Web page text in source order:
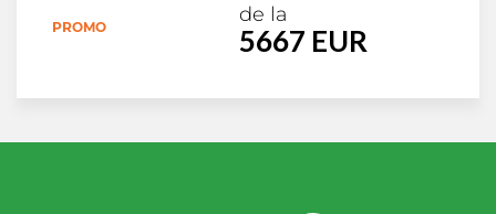
PROMO
de la
5667 EUR